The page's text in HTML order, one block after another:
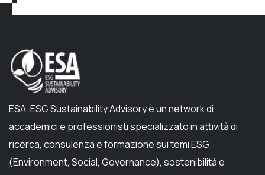
ESA, ESG Sustainability Advisory è un network di
accademici e professionisti specializzato in attività di
ricerca, consulenza e formazione sui temi ESG
(Environment, Social, Governance), sostenibilità e